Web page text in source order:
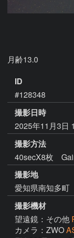
月齢13.0
ID
#128348
撮影日時
2025年11月3日
撮影方法
40secX8枚
撮影地
愛知県南知多町
撮影機材
望遠鏡：その他
カメラ：ZWO